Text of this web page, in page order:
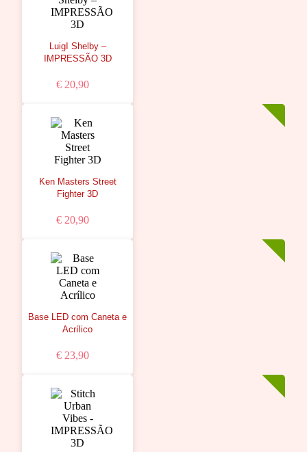
LuigI Shelby –
IMPRESSÃO 3D
€ 20,90
Ken Masters Street
Fighter 3D
€ 20,90
Base LED com Caneta e
Acrílico
€ 23,90